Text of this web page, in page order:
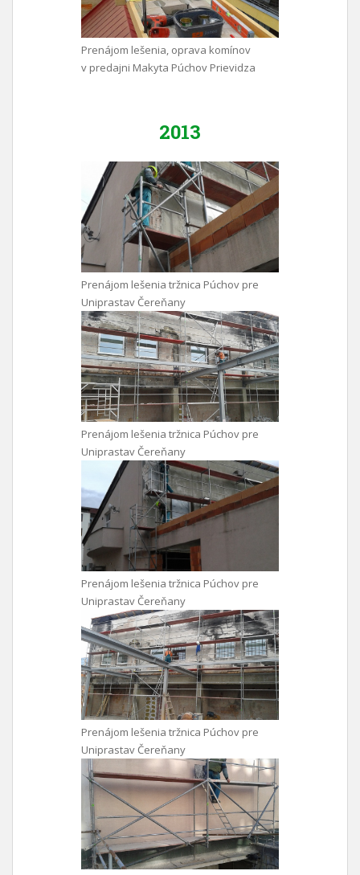
Prenájom lešenia, oprava komínov
v predajni Makyta Púchov Prievidza
2013
Prenájom lešenia tržnica Púchov pre
Uniprastav Čereňany
Prenájom lešenia tržnica Púchov pre
Uniprastav Čereňany
Prenájom lešenia tržnica Púchov pre
Uniprastav Čereňany
Prenájom lešenia tržnica Púchov pre
Uniprastav Čereňany